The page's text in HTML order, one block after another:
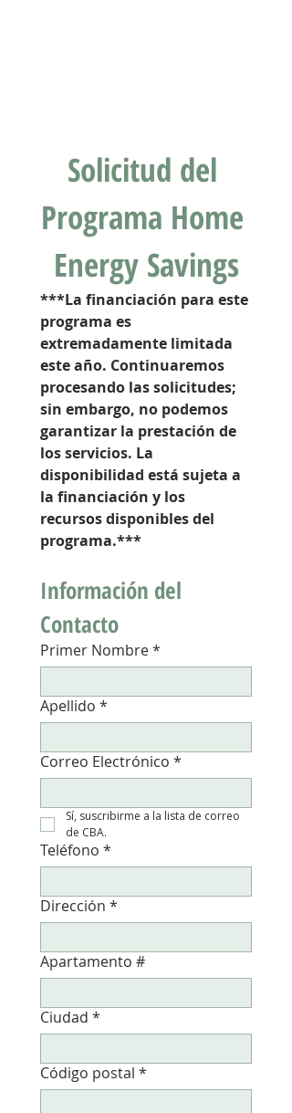
Solicitud del
Programa Home
Energy Savings
***La financiación para este
programa es
extremadamente limitada
este año. Continuaremos
procesando las solicitudes;
sin embargo, no podemos
garantizar la prestación de
los servicios. La
disponibilidad está sujeta a
la financiación y los
recursos disponibles del
programa.***
Información del
Contacto
Primer Nombre*
Apellido *
Correo Electrónico *
Sí, suscribirme a la lista de correo
de CBA.
Teléfono *
Dirección *
Apartamento #
Ciudad *
Código postal *